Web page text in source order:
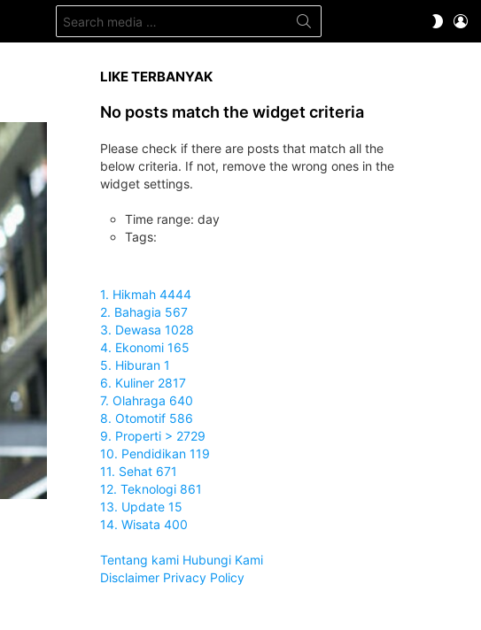
for:
LIKE TERBANYAK
No posts match the widget criteria
Please check if there are posts that match all the
below criteria. If not, remove the wrong ones in the
widget settings.
Time range: day
Tags:
1. Hikmah 4444
2. Bahagia 567
3. Dewasa 1028
4. Ekonomi 165
5. Hiburan 1
6. Kuliner 2817
7. Olahraga 640
8. Otomotif 586
9. Properti > 2729
10. Pendidikan 119
11. Sehat 671
12. Teknologi 861
13. Update 15
14. Wisata 400
Tentang kami Hubungi Kami
Disclaimer Privacy Policy